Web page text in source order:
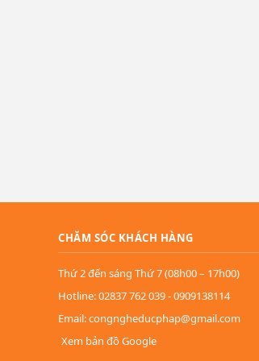
CHĂM SÓC KHÁCH HÀNG
Thứ 2 đến sáng Thứ 7 (08h00 – 17h00)
Hotline: 02837 762 039 - 0909138114
Email: congngheducphap@gmail.com
Xem bản đồ Google